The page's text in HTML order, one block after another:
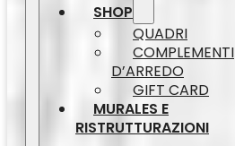
SHOP
QUADRI
COMPLEMENTI
D’ARREDO
GIFT CARD
MURALES E
RISTRUTTURAZIONI